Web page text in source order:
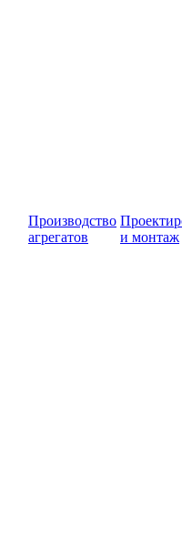
Производство
агрегатов
и монтаж